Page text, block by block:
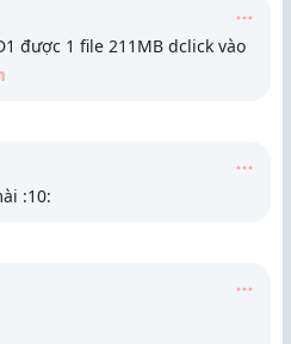
được 1 file 211MB dclick vào
:10: